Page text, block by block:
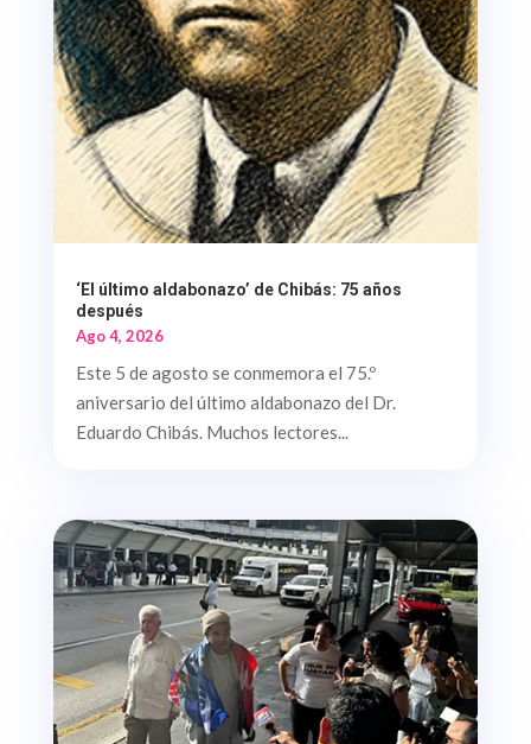
‘El último aldabonazo’ de Chibás: 75 años
después
Ago 4, 2026
Este 5 de agosto se conmemora el 75.º
aniversario del último aldabonazo del Dr.
Eduardo Chibás. Muchos lectores...